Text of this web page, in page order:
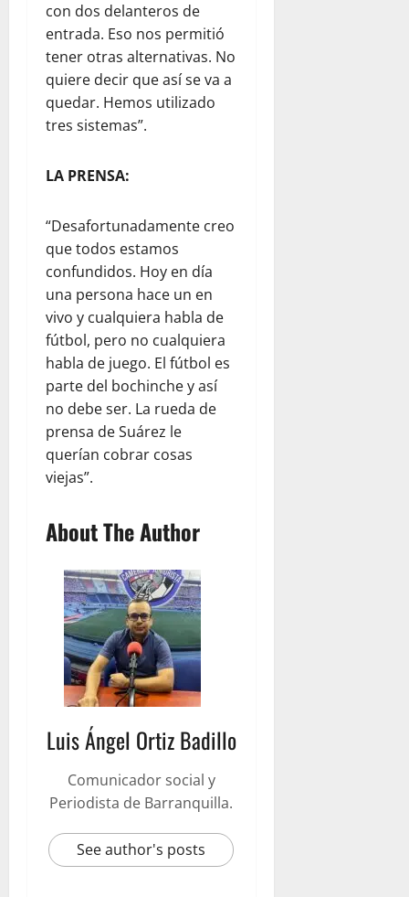
con dos delanteros de
entrada. Eso nos permitió
tener otras alternativas. No
quiere decir que así se va a
quedar. Hemos utilizado
tres sistemas”.
LA PRENSA:
“Desafortunadamente creo
que todos estamos
confundidos. Hoy en día
una persona hace un en
vivo y cualquiera habla de
fútbol, pero no cualquiera
habla de juego. El fútbol es
parte del bochinche y así
no debe ser. La rueda de
prensa de Suárez le
querían cobrar cosas
viejas”.
About The Author
Luis Ángel Ortiz Badillo
Comunicador social y
Periodista de Barranquilla.
See author's posts